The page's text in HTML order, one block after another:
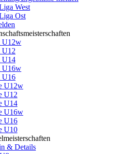
West
Ost
U12w
U12
U14
U16w
U16
U12w
U12
U14
U16w
U16
U10
& Details